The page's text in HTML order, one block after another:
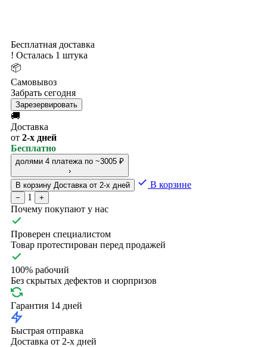
Бесплатная доставка
! Осталась 1 штука
📦
Самовывоз
Забрать сегодня
Зарезервировать
🚚
Доставка
от 2-х дней
Бесплатно
долями 4 платежа по ~3005 ₽
›
В корзину Доставка от 2-х дней В корзине
− 1 +
Почему покупают у нас
Проверен специалистом
Товар протестирован перед продажей
100% рабочий
Без скрытых дефектов и сюрпризов
Гарантия 14 дней
Быстрая отправка
Доставка от 2-х дней